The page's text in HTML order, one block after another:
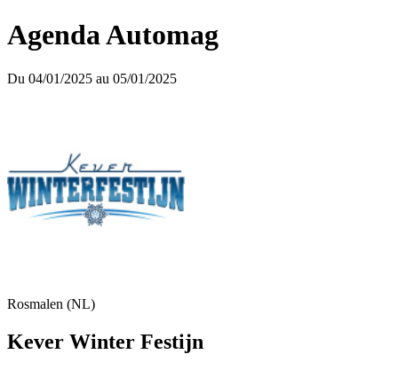
Agenda Automag
Du 04/01/2025 au 05/01/2025
Rosmalen (NL)
Kever Winter Festijn